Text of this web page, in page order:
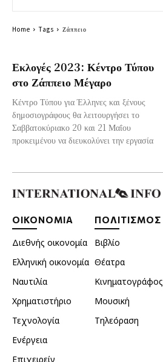
Εκλογές 2023: Κέντρο Τύπου
στο Ζάππειο Μέγαρο
Κέντρο Τύπου για Έλληνες και ξένους
δημοσιογράφους θα λειτουργήσει το
Σαββατοκύριακο 20 και 21 Μαΐου
προκειμένου να διευκολύνει την εργασία
Home Tags Ζάππειο
ΟΙΚΟΝΟΜΙΑ
Διεθνής οικονομία
Ελληνική οικονομία
Ναυτιλία
Χρηματιστήριο
Τεχνολογία
Ενέργεια
Επιχειρείν
ΠΟΛΙΤΙΣΜΟΣ
Βιβλίο
Θέατρα
Κινηματογράφος
Μουσική
Τηλεόραση